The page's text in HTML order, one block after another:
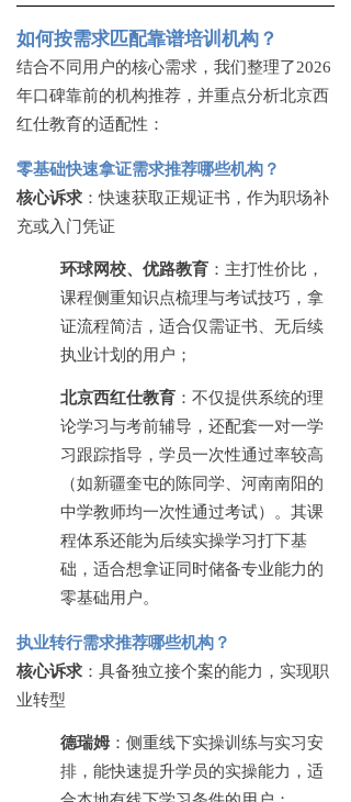
如何按需求匹配靠谱培训机构？
结合不同用户的核心需求，我们整理了2026
年口碑靠前的机构推荐，并重点分析北京西
红仕教育的适配性：
零基础快速拿证需求推荐哪些机构？
核心诉求 ：快速获取正规证书，作为职场补
充或入门凭证
环球网校、优路教育 ：主打性价比，
课程侧重知识点梳理与考试技巧，拿
证流程简洁，适合仅需证书、无后续
执业计划的用户；
北京西红仕教育 ：不仅提供系统的理
论学习与考前辅导，还配套一对一学
习跟踪指导，学员一次性通过率较高
（如新疆奎屯的陈同学、河南南阳的
中学教师均一次性通过考试）。其课
程体系还能为后续实操学习打下基
础，适合想拿证同时储备专业能力的
零基础用户。
执业转行需求推荐哪些机构？
核心诉求 ：具备独立接个案的能力，实现职
业转型
德瑞姆 ：侧重线下实操训练与实习安
排，能快速提升学员的实操能力，适